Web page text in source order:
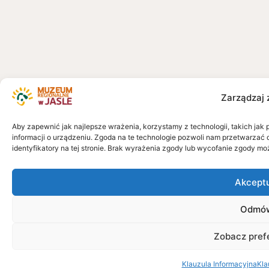
Zarządzaj
Aby zapewnić jak najlepsze wrażenia, korzystamy z technologii, takich
informacji o urządzeniu. Zgoda na te technologie pozwoli nam
identyfikatory na tej stronie. Brak wyrażenia zgody lub wycofanie zgody
Zobacz
Klauzula Informacyjna